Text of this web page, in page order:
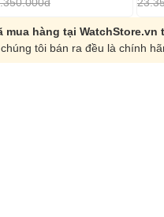
mua hàng tại WatchStore.vn
tôi bán ra đều là chính